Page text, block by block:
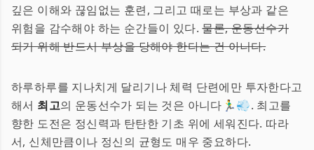
깊은 이해와 끊임없는 훈련, 그리고 때로는 부상과 같은
위험을 감수해야 하는 순간들이 있다.물론, 운동선수가
되기 위해 반드시 부상을 당해야 한다는 건 아니다.
하루하루를 지나치게 달리기나 체력 단련에만 투자한다고
해서 최고의 운동선수가 되는 것은 아니다🏃‍♂️💨. 최고를
향한 도전은 정신력과 탄탄한 기초 위에 세워진다. 따라
서, 신체만큼이나 정신의 균형도 매우 중요하다.